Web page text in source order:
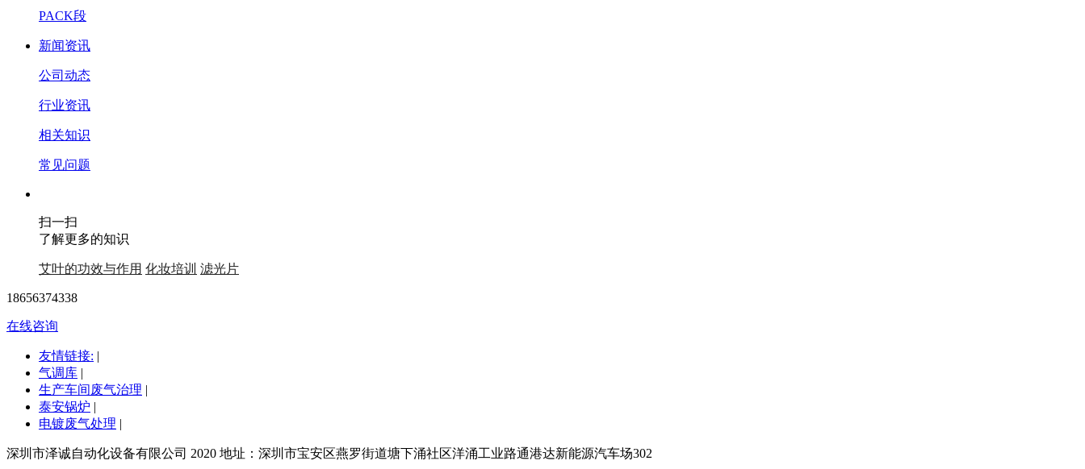
PACK段
新闻资讯
公司动态
行业资讯
相关知识
常见问题
扫一扫
了解更多的知识
艾叶的功效与作用 化妆培训 滤光片
18656374338
在线咨询
友情链接: |
气调库 |
生产车间废气治理 |
泰安锅炉 |
电镀废气处理 |
深圳市泽诚自动化设备有限公司 2020 地址：深圳市宝安区燕罗街道塘下涌社区洋涌工业路通港达新能源汽车场302